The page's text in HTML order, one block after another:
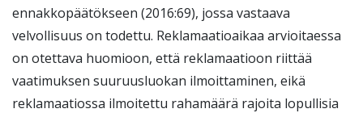
ennakkopäätökseen (2016:69), jossa vastaava
velvollisuus on todettu. Reklamaatioaikaa arvioitaessa
on otettava huomioon, että reklamaatioon riittää
vaatimuksen suuruusluokan ilmoittaminen, eikä
reklamaatiossa ilmoitettu rahamäärä rajoita lopullisia